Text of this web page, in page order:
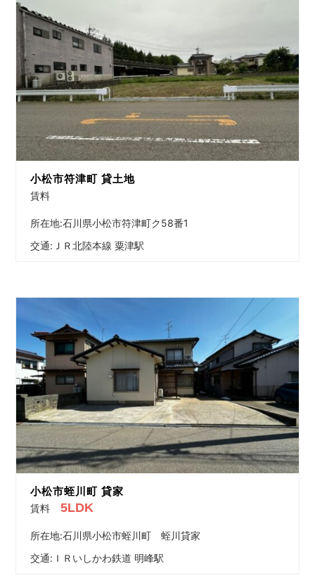
小松市符津町 貸土地
賃料
所在地:石川県小松市符津町ク58番1
交通: ＪＲ北陸本線 粟津駅
小松市蛭川町 貸家
賃料 5LDK
所在地:石川県小松市蛭川町 蛭川貸家
交通: ＩＲいしかわ鉄道 明峰駅